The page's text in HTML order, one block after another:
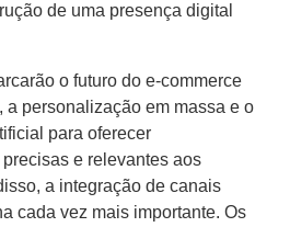
de uma presença digital
o futuro do e-commerce
a personalização em massa e o
para oferecer
e relevantes aos
a integração de canais
cada vez mais importante. Os